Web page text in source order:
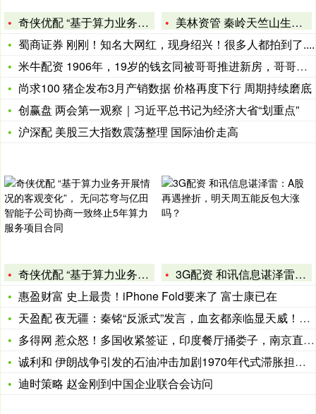
奇侠优配 “基于算力业务开展情况的客观变化”， 无问芯穹与亿
美林资管 秦岭天竺山生态美景引客来(4)
蜀商证券 刚刚！知名大网红，现身绍兴！很多人都拍到了....
米牛配资 1906年，19岁的钱玄同被哥哥推进新房，哥哥对他
尚求100 猪企发布3月产销数据 价格再度下行 周期持续磨底
创赢盘 两会第一观察｜习近平总书记为经济大省“划重点”
沪深配 美股三大指数震荡整理 国际油价走高
奇侠优配 “基于算力业务开展情况的客观变化”， 无问芯穹与亿
3G配资 和讯信息谌泽雷：A股再遇挫折，明天周五能反包大涨吗
惠盈财富 史上最贵！iPhone Fold要来了 富士康已在
天盈配 夜无疆：秦铭“反派式”发言，血玄都亲临显天威！破布异
多得网 惹众怒！多国收紧签证，印度餐厅捅娄子，南京直接出手：
诚利和 伊朗战争引发的石油冲击加剧1970年代式滞胀担忧 但
迪时策略 赵金刚到中国企业联合会访问